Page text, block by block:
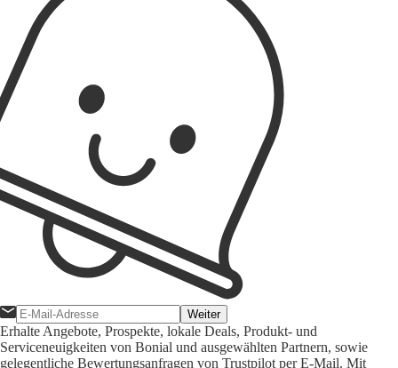
Weiter
Erhalte Angebote, Prospekte, lokale Deals, Produkt- und
Serviceneuigkeiten von Bonial und ausgewählten Partnern, sowie
gelegentliche Bewertungsanfragen von Trustpilot per E-Mail. Mit